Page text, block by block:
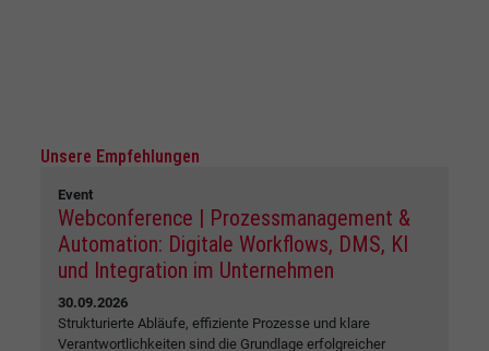
Unsere Empfehlungen
Event
Webconference | Prozessmanagement &
Automation: Digitale Workflows, DMS, KI
und Integration im Unternehmen
30.09.2026
Strukturierte Abläufe, effiziente Prozesse und klare
Verantwortlichkeiten sind die Grundlage erfolgreicher